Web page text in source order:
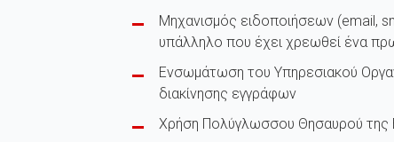
Μηχανισμός ειδοποιήσεων (email,
υπάλληλο που έχει χρεωθεί ένα
Ενσωμάτωση του Υπηρεσιακού
διακίνησης εγγράφων
Χρήση Πολύγλωσσου Θησαυρού της